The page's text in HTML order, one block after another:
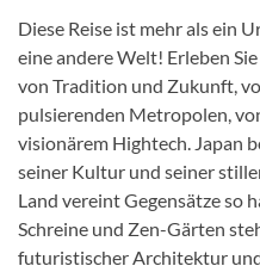
Diese Reise ist mehr als ein
eine andere Welt! Erleben
von Tradition und Zukunft,
pulsierenden Metropolen,
visionärem Hightech. Japan
seiner Kultur und seiner
Land vereint Gegensätze so
Schreine und Zen-Gärten
futuristischer Architektur